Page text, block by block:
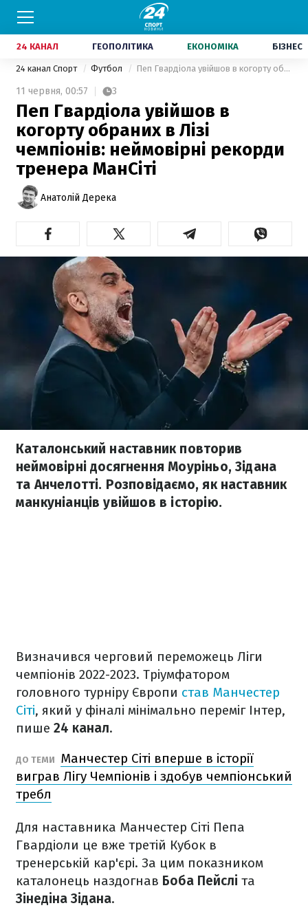
24 КАНАЛ ГЕОПОЛІТИКА ЕКОНОМІКА БІЗНЕС
24 канал Спорт Футбол Пеп Гвардіола увійшов в когорту обраних в Лізі чемпіонів: неймовірні рекорди тренера МанСіті
11 червня, 00:57 3
Пеп Гвардіола увійшов в
когорту обраних в Лізі
чемпіонів: неймовірні рекорди
тренера МанСіті
Анатолій Дерека
Каталонський наставник повторив
неймовірні досягнення Моуріньо, Зідана
та Анчелотті. Розповідаємо, як наставник
манкуніанців увійшов в історію.
Визначився черговий переможець Ліги
чемпіонів 2022-2023. Тріумфатором
головного турніру Європи став Манчестер
Сіті, який у фіналі мінімально переміг Інтер,
пише 24 канал.
ДО ТЕМИ
Манчестер Сіті вперше в історії
виграв Лігу Чемпіонів і здобув чемпіонський
требл
Для наставника Манчестер Сіті Пепа
Гвардіоли це вже третій Кубок в
тренерській кар'єрі. За цим показником
каталонець наздогнав Боба Пейслі та
Зінедіна Зідана.